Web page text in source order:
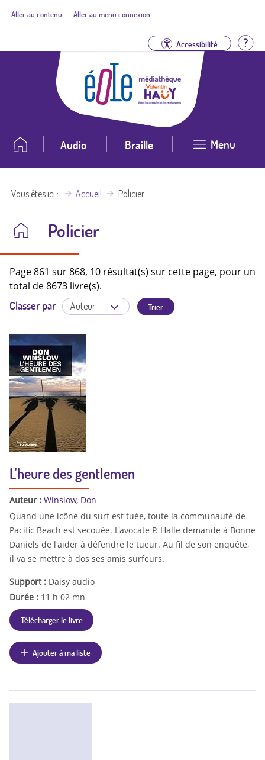
Aller au contenu Aller au menu connexion
Accessibilité
Audio Braille Menu
Vous êtes ici Accueil Policier
Policier
Page 861 sur 868, 10 résultat(s) sur cette page, pour un
total de 8673 livre(s).
Classer par
L'heure des gentlemen
Auteur : Winslow, Don
Quand une icône du surf est tuée, toute la communauté de
Pacific Beach est secouée. L'avocate P. Halle demande à Bonne
Daniels de l'aider à défendre le tueur. Au fil de son enquête,
il va se mettre à dos ses amis surfeurs.
Support : Daisy audio
Durée : 11 h 02 mn
Télécharger le livre
Ajouter à ma liste